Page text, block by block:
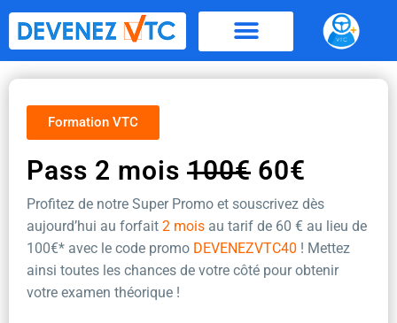
Aller
contenu
Formation VTC
Pass 2 mois 100€ 60€
Profitez de notre Super Promo et souscrivez dès
aujourd’hui au forfait 2 mois au tarif de 60 € au lieu de
100€* avec le code promo DEVENEZVTC40 ! Mettez
ainsi toutes les chances de votre côté pour obtenir
votre examen théorique !